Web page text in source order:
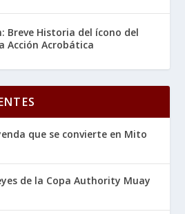
Breve Historia del ícono del
Acción Acrobática
que se convierte en Mito
de la Copa Authority Muay